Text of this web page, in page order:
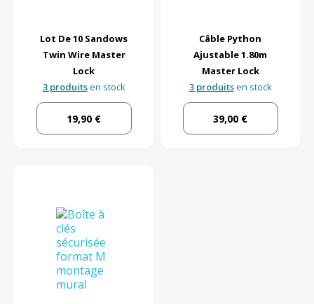
Lot De 10 Sandows
Twin Wire Master
Lock
3 produitsen stock
19,90 €
Câble Python
Ajustable 1.80m
Master Lock
3 produitsen stock
39,00 €